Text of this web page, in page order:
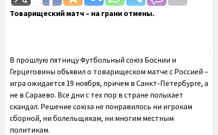
Товарищеский матч – на грани отмены.
В прошлую пятницу Футбольный союз Боснии и
Герцеговины объявил о товарищеском матче с Россией –
игра ожидается 19 ноября, причем в Санкт-Петербурге, а
не в Сараево. Все дни с тех пор в стране полыхает
скандал. Решение союза не понравилось ни игрокам
сборной, ни болельщикам, ни многим местным
политикам.